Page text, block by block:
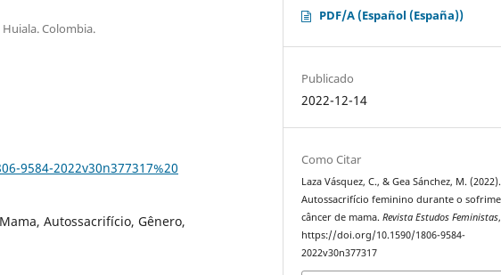
Colombia.
9584-2022v30n377317%20
Autossacrifício, Gênero,
PDF/A (Español (España))
Publicado
2022-12-14
Como Citar
Laza Vásquez, C., & Gea Sánchez, M. (2022).
Autossacrifício feminino durante o
câncer de mama.Revista Estudos Feministas
https://doi.org/10.1590/1806-9584-
2022v30n377317